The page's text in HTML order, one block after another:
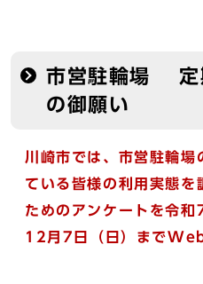
市営駐輪場 定
の御願い
川崎市では、 市営駐輪場
ている皆様の利用実態を
ためのアンケートを令
12月7日（日）までWeb